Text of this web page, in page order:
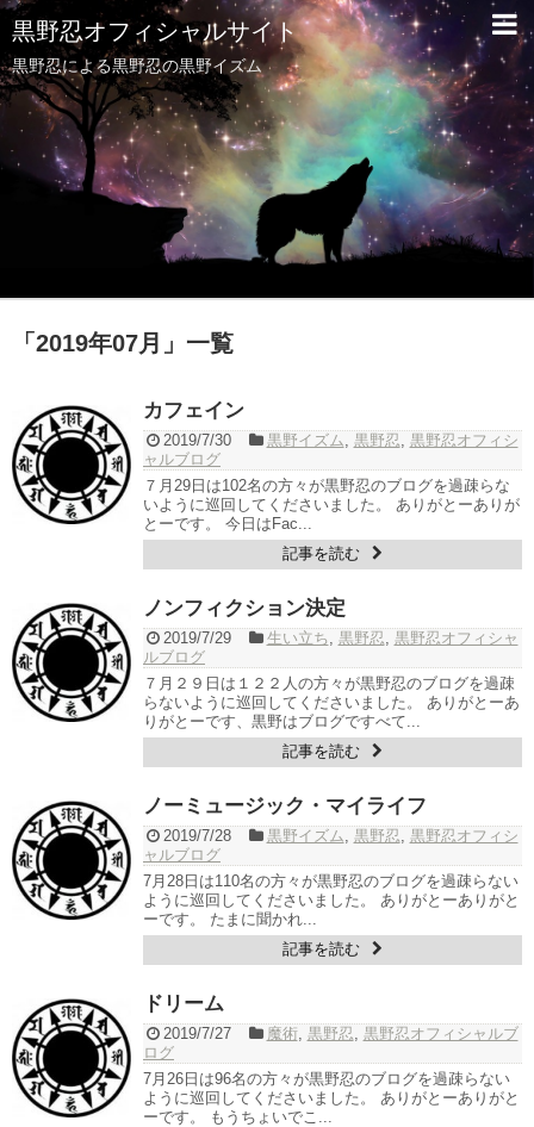
黒野忍オフィシャルサイト
黒野忍による黒野忍の黒野イズム
「 2019年07月 」 一覧
カフェイン
2019/7/30 黒野イズム 黒野忍 黒野忍オフィシ
ャルブログ
７月29日は102名の方々が黒野忍のブログを過疎らな
いように巡回してくださいました。 ありがとーありが
とーです。 今日はFac...
記事を読む
ノンフィクション決定
2019/7/29 生い立ち 黒野忍 黒野忍オフィシャ
ルブログ
７月２９日は１２２人の方々が黒野忍のブログを過疎
らないように巡回してくださいました。 ありがとーあ
りがとーです、黒野はブログですべて...
記事を読む
ノーミュージック・マイライフ
2019/7/28 黒野イズム 黒野忍 黒野忍オフィシ
ャルブログ
7月28日は110名の方々が黒野忍のブログを過疎らない
ように巡回してくださいました。 ありがとーありがと
ーです。 たまに聞かれ...
記事を読む
ドリーム
2019/7/27 魔術, 黒野忍 黒野忍オフィシャルブ
ログ
7月26日は96名の方々が黒野忍のブログを過疎らない
ように巡回してくださいました。 ありがとーありがと
ーです。 もうちょいでこ...